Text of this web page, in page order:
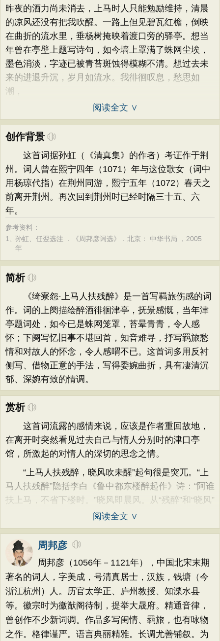
昨夜的酒力尚未消去，上马时人只能勉励维持，清晨
的凉风还没有把我吹醒。一路上但见碧瓦红檐，倒映
在曲折的流水里，垂杨树掩映着渡口旁的驿亭。想当
年曾在亭壁上题写诗句，如今墙上罩满了蛛网尘埃，
墨色消淡，字迹已被青苔斑蚀得模糊不清。想过去未
来的进退升沉，岁月如流水。我徘徊叹息，愁思如
潮，
阅读全文 ∨
创作背景
这首词据孙虹（《清真集》的作者）考证作于荆
州。词人曾在熙宁四年（1071）年与这位歌女（词中
用杨琼代指）在荆州同游，熙宁五年（1072）春天之
前离开荆州。再次回到荆州时已经时隔三十五、六
年。
参考资料：
1、孙虹、任翌选注 ．《周邦彦词选》．北京： 中华书局 ，2005
年
简析
《绮寮怨·上马人扶残醉》是一首写羁旅伤感的词
作。词的上阕描绘醉酒徘徊津亭，抚景感慨，当年津
亭题词处，如今已是蛛网笼罩，苔晕青青，令人感
怀；下阕写忆旧事不堪回首，知音难寻，抒写羁旅愁
情和对故人的怀念，令人感喟不已。这首词多用反衬
侧写、借物正意的手法，写得委婉曲折，具有凄清沉
郁、深婉有致的情调。
赏析
这首词流露的感情来说，应该是作者重回故地，
在离开时突然看见过去自己与情人分别时的津口亭
馆，所激起的对情人的深切的思念之情。
“上马人扶残醉，晓风吹未醒”起句很是突兀。“上
马人扶残醉”隐括李白《鲁中都东楼醉起作》诗：“阿谁
扶上马，不省下楼时。”晓风即晨风。从“残醉”和“晓风”
阅读全文 ∨
周邦彦
周邦彦（1056年－1121年），中国北宋末期
著名的词人，字美成，号清真居士，汉族，钱塘（今
浙江杭州）人。历官太学正、庐州教授、知溧水县
等。徽宗时为徽猷阁待制，提举大晟府。精通音律，
曾创作不少新词调。作品多写闺情、羁旅，也有咏物
之作。格律谨严。语言典丽精雅。长调尤善铺叙。为